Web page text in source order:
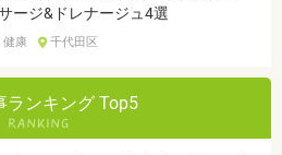
ージ&ドレナージュ4選
健康 千代田区
ランキング Top5